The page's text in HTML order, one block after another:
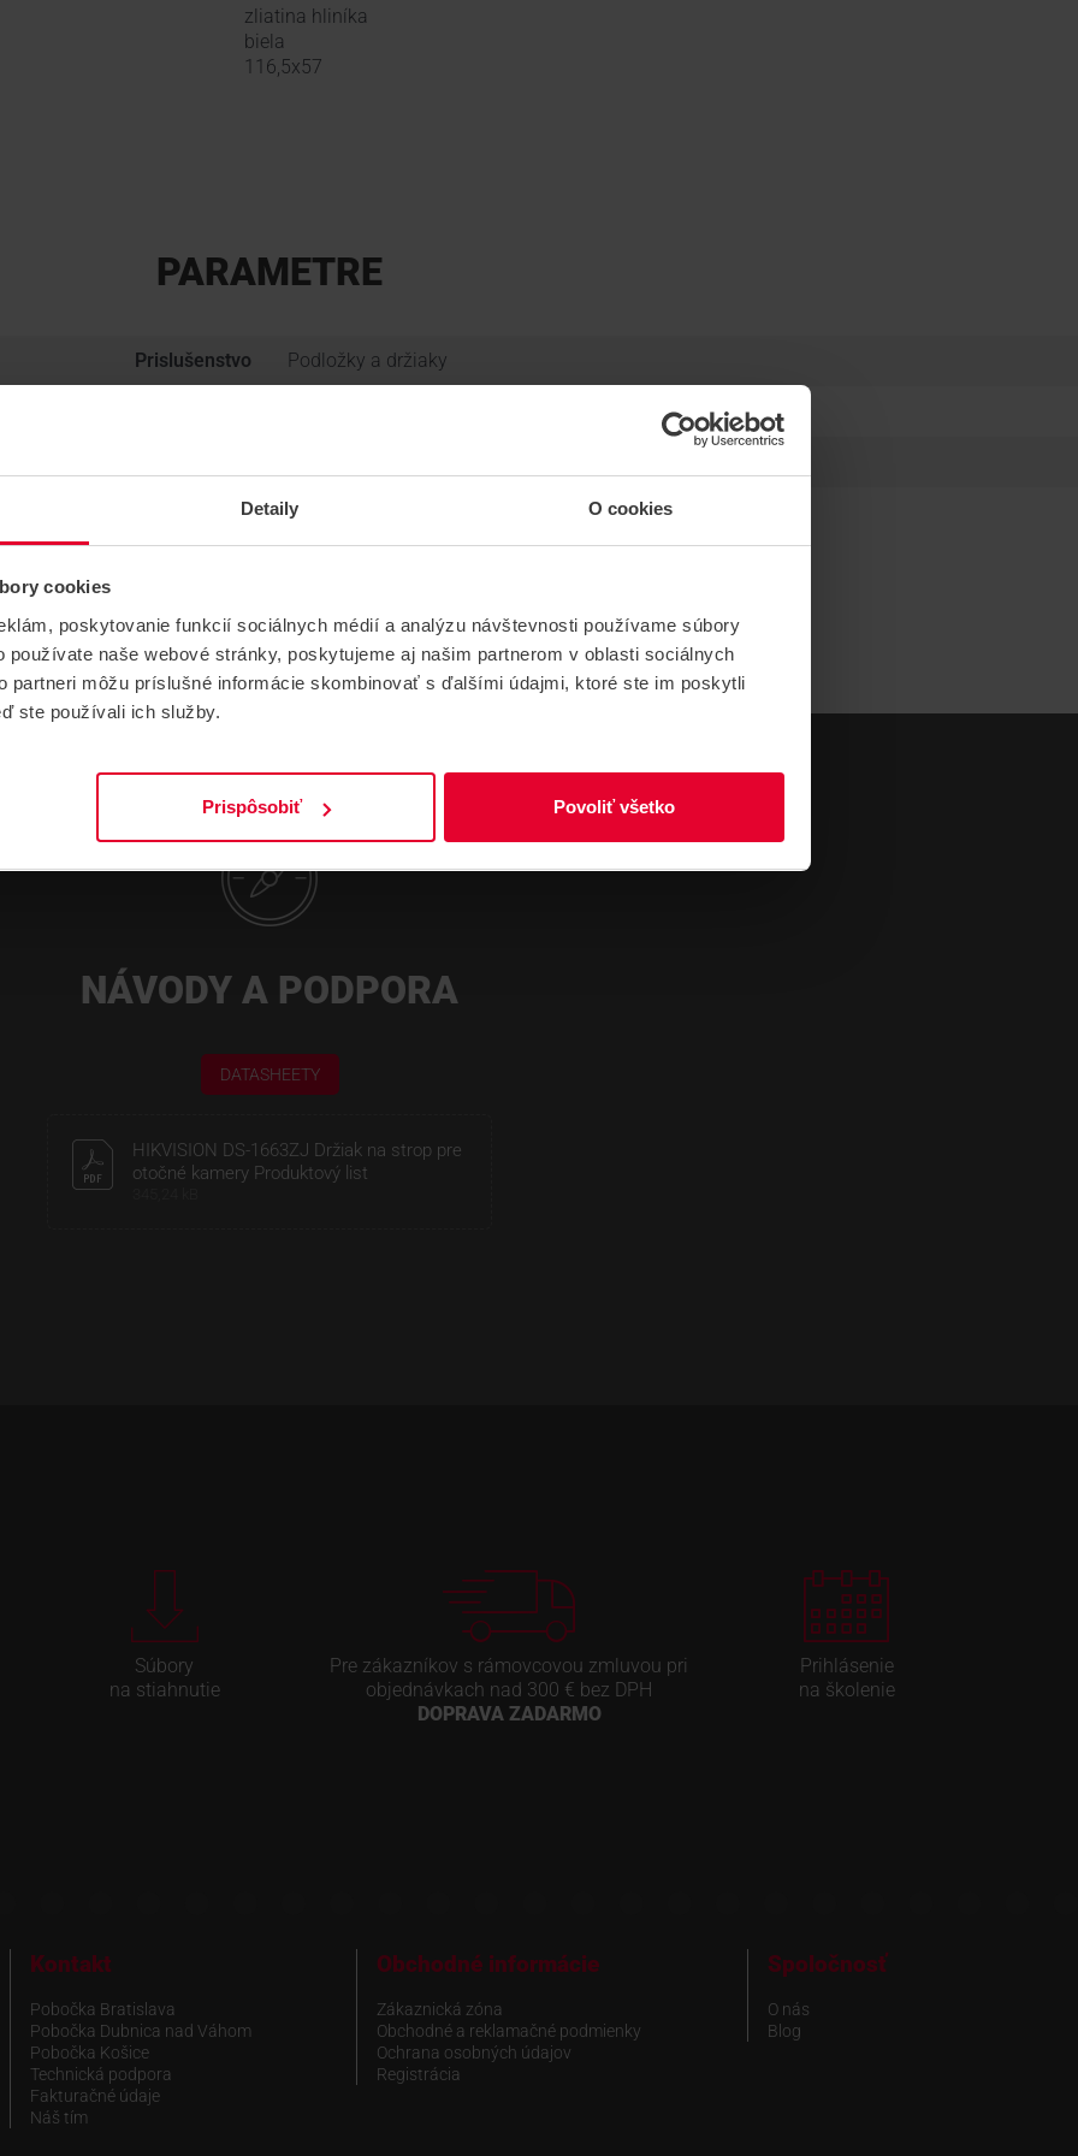
Detaily O cookies
cookies
poskytovanie funkcií sociálnych médií a analýzu návštevnosti používame súbory
používate naše webové stránky, poskytujeme aj našim partnerom v oblasti sociálnych
partneri môžu príslušné informácie skombinovať s ďalšími údajmi, ktoré ste im poskytli
ste používali ich služby.
Prispôsobiť Povoliť všetko
zliatina hliníka
biela
116,5x57
PARAMETRE
Prislušenstvo Podložky a držiaky
Hmotnosť 0.54 kg
NÁVODY A PODPORA
DATASHEETY
HIKVISION DS-1663ZJ Držiak na strop pre
otočné kamery Produktový list
Súbory
na stiahnutie
Pre zákazníkov s rámovcovou zmluvou pri
objednávkach nad 300 € bez DPH
DOPRAVA ZADARMO
Prihlásenie
na školenie
Kontakt
Pobočka Bratislava
Pobočka Dubnica nad Váhom
Pobočka Košice
Technická podpora
Fakturačné údaje
Náš tím
Obchodné informácie
Zákaznická zóna
Obchodné a reklamačné podmienky
Ochrana osobných údajov
Registrácia
Spoločnosť
O nás
Blog